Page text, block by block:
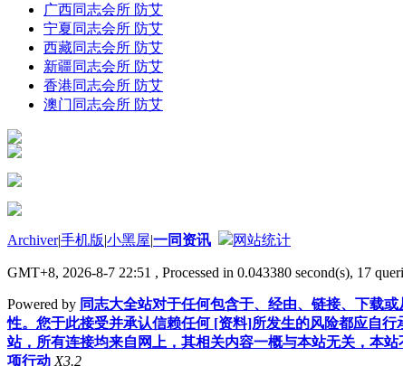
广西同志会所 防艾
宁夏同志会所 防艾
西藏同志会所 防艾
新疆同志会所 防艾
香港同志会所 防艾
澳门同志会所 防艾
Archiver|手机版|小黑屋|一同资讯 网站统计
GMT+8, 2026-8-7 22:51 , Processed in 0.043380 second(s), 17
Powered by 同志大全站对于任何包含于、经由、链接、下载
性。您于此接受并承认信赖任何 [资料]所发生的风险都应自
站，所有连接均来自网上，其相关内容一概与本站无关，本
项行动 X3.2